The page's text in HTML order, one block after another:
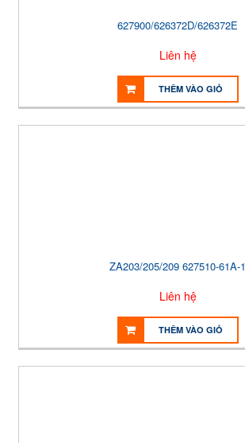
627900/626372D/626372E
Liên hệ
THÊM VÀO GIỎ
ZA203/205/209 627510-61A-1
Liên hệ
THÊM VÀO GIỎ